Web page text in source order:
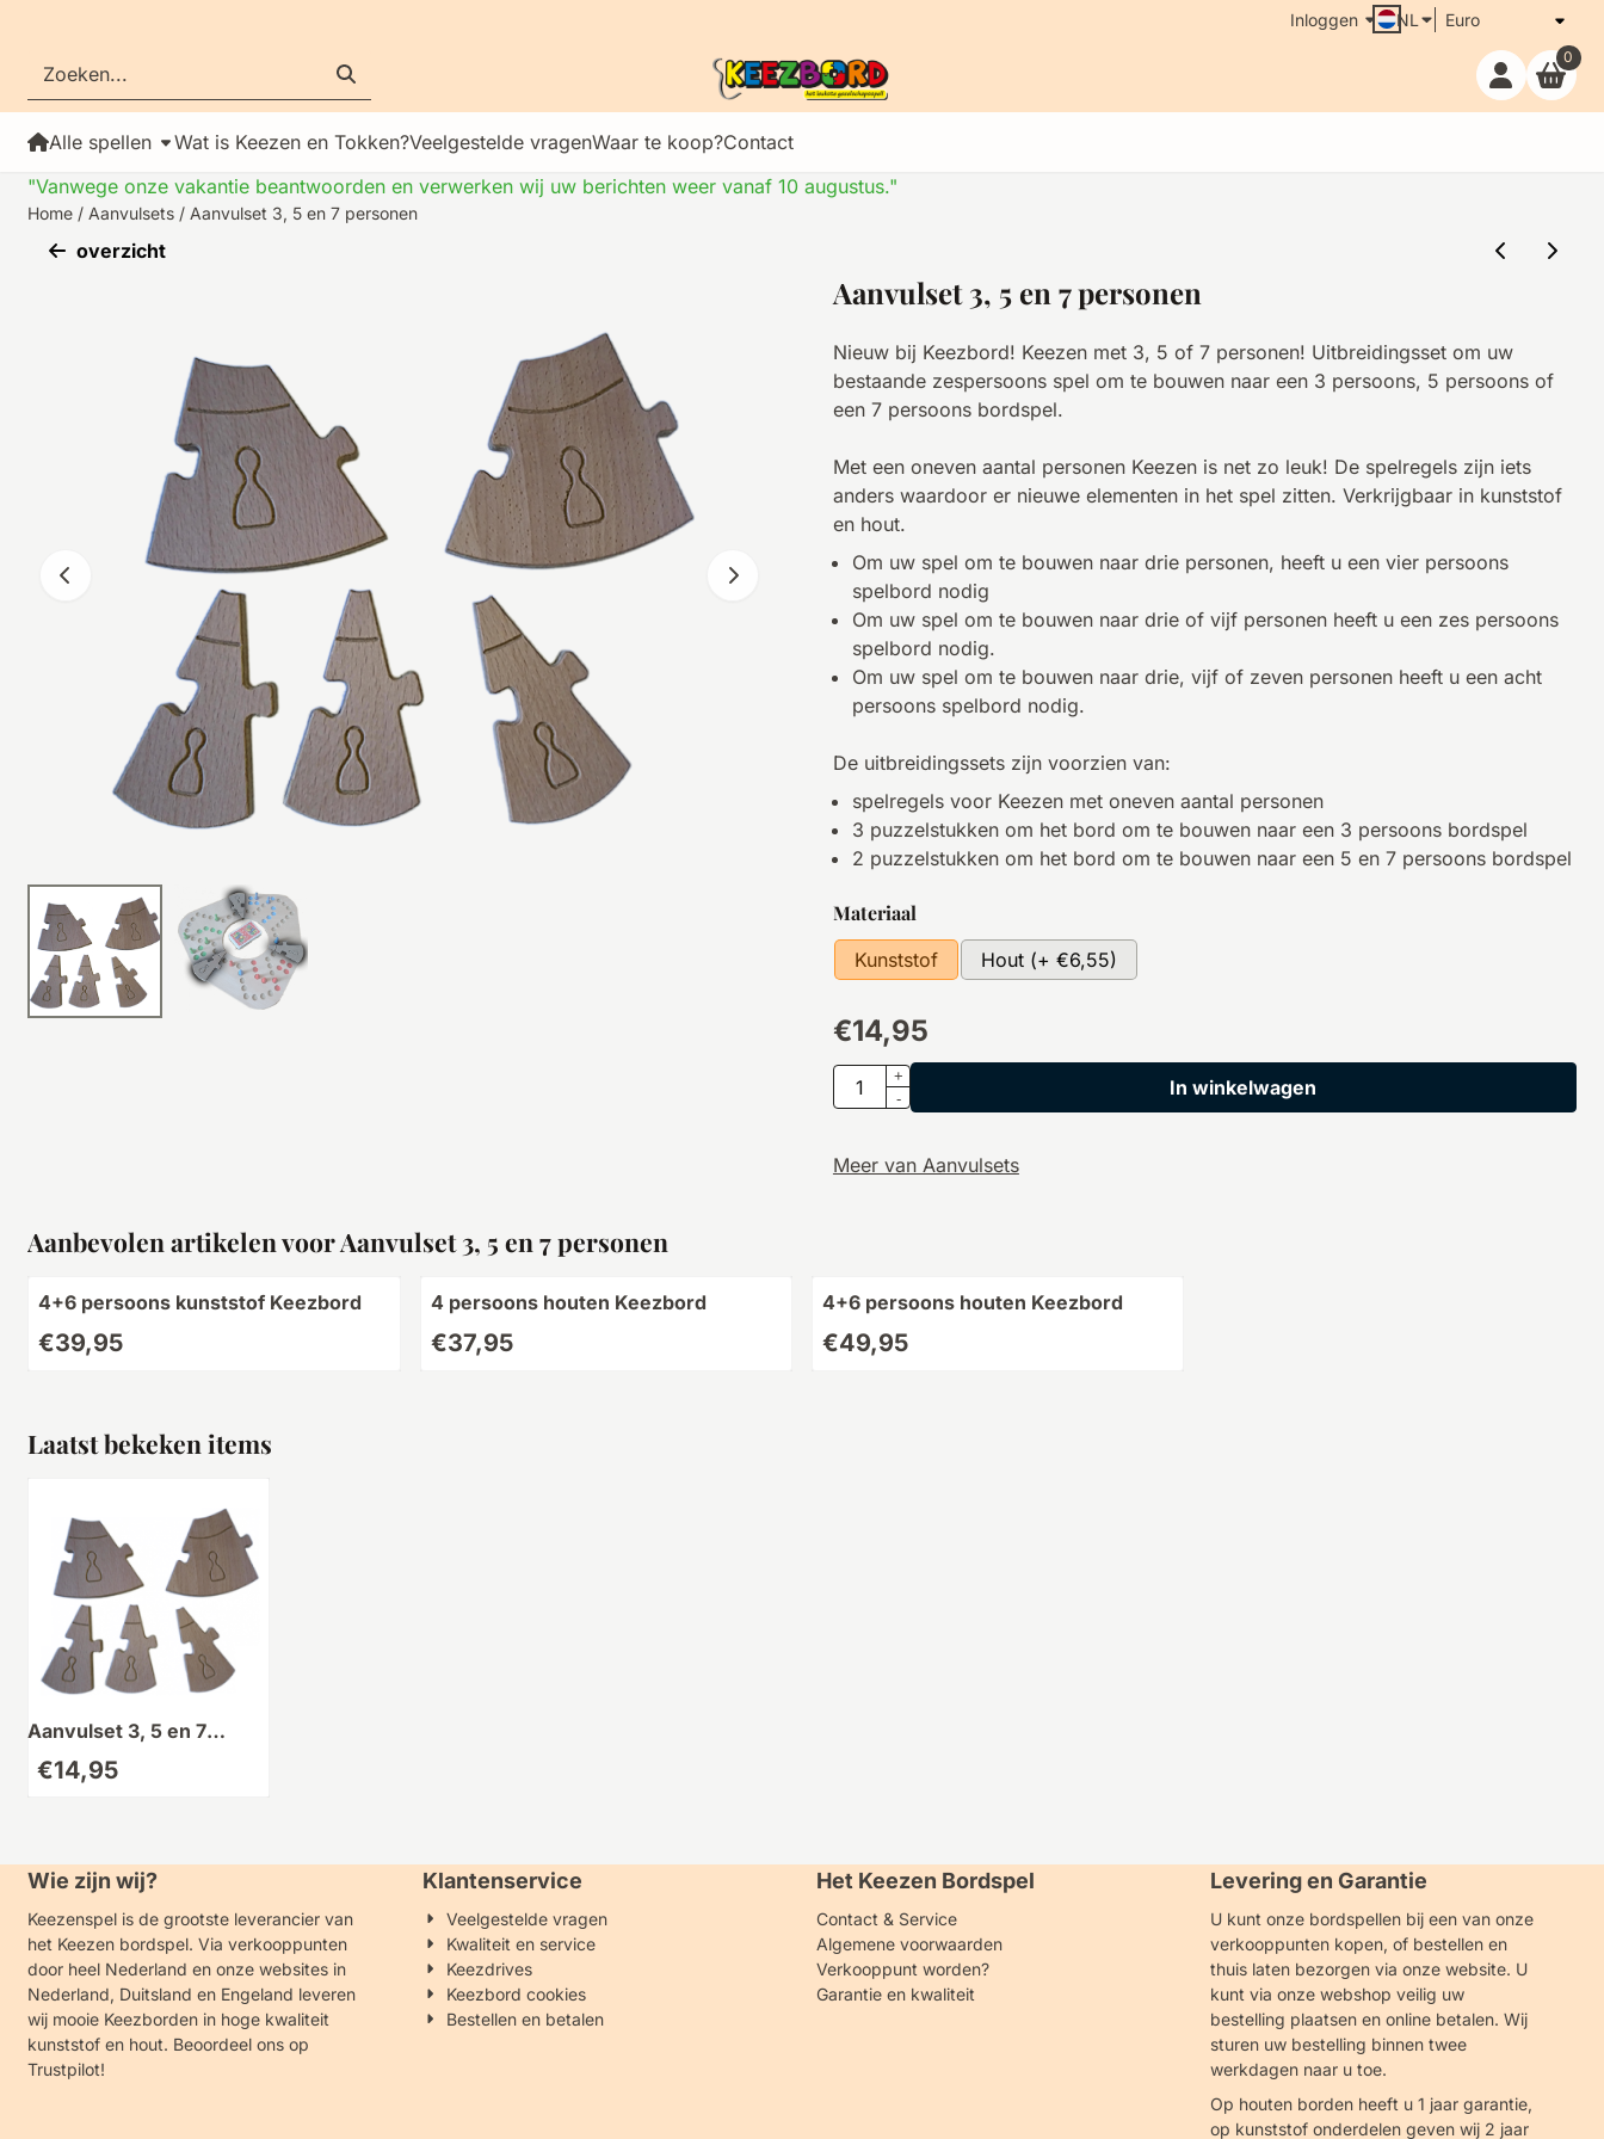
Inloggen NL
Zoeken 0
Alle spellen Wat is Keezen en Tokken?Veelgestelde vragenWaar te koop?Contact
"Vanwege onze vakantie beantwoorden en verwerken wij uw berichten weer vanaf 10 augustus."
Home / Aanvulsets / Aanvulset 3, 5 en 7 personen
overzicht
Aanvulset 3, 5 en 7 personen
Nieuw bij Keezbord! Keezen met 3, 5 of 7 personen! Uitbreidingsset om uw
bestaande zespersoons spel om te bouwen naar een 3 persoons, 5 persoons of
een 7 persoons bordspel.
Met een oneven aantal personen Keezen is net zo leuk! De spelregels zijn iets
anders waardoor er nieuwe elementen in het spel zitten. Verkrijgbaar in kunststof
en hout.
Om uw spel om te bouwen naar drie personen, heeft u een vier persoons
spelbord nodig
Om uw spel om te bouwen naar drie of vijf personen heeft u een zes persoons
spelbord nodig.
Om uw spel om te bouwen naar drie, vijf of zeven personen heeft u een acht
persoons spelbord nodig.
De uitbreidingssets zijn voorzien van:
spelregels voor Keezen met oneven aantal personen
3 puzzelstukken om het bord om te bouwen naar een 3 persoons bordspel
2 puzzelstukken om het bord om te bouwen naar een 5 en 7 persoons bordspel
Maak een keuze voor
Materiaal
Kunststof Hout (+ €6,55)
€14,95
Aantal
+
-
In winkelwagen
Meer van Aanvulsets
Aanbevolen artikelen voorAanvulset 3, 5 en 7 personen
4+6 persoons kunststof Keezbord
Prijs: 39,95
€39,95
4 persoons houten Keezbord
Prijs: 37,95
€37,95
4+6 persoons houten Keezbord
Prijs: 49,95
€49,95
Laatst bekeken items
Aanvulset 3, 5 en 7
€14,95
Wie zijn wij?
Keezenspel is de grootste leverancier van
het Keezen bordspel. Via verkooppunten
door heel Nederland en onze websites in
Nederland, Duitsland en Engeland leveren
wij mooie Keezborden in hoge kwaliteit
kunststof en hout. Beoordeel ons op
Trustpilot!
Klantenservice
Veelgestelde vragen
Kwaliteit en service
Keezdrives
Keezbord cookies
Bestellen en betalen
Het Keezen Bordspel
Contact & Service
Algemene voorwaarden
Verkooppunt worden?
Garantie en kwaliteit
Levering en Garantie
U kunt onze bordspellen bij een van onze
verkooppunten kopen, of bestellen en
thuis laten bezorgen via onze website. U
kunt via onze webshop veilig uw
bestelling plaatsen en online betalen. Wij
sturen uw bestelling binnen twee
werkdagen naar u toe.
Op houten borden heeft u 1 jaar garantie,
op kunststof onderdelen geven wij 2 jaar